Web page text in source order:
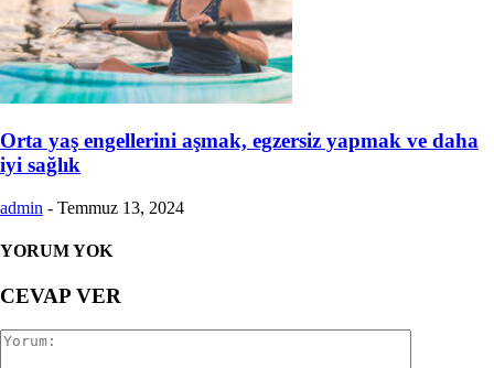
Orta yaş engellerini aşmak, egzersiz yapmak ve daha
iyi sağlık
admin - Temmuz 13, 2024
YORUM YOK
CEVAP VER